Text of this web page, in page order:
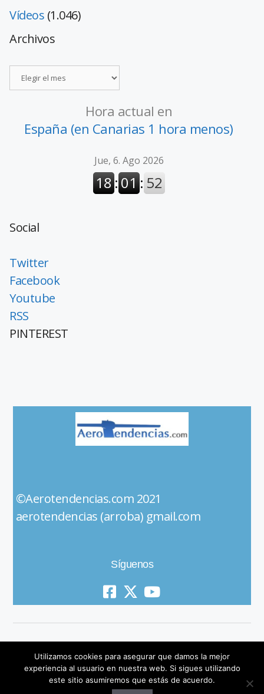
Vídeos (1.046)
Archivos
Hora actual en
España (en Canarias 1 hora menos)
Social
Twitter
Facebook
Youtube
RSS
PINTEREST
©Aerotendencias.com 2021
aerotendencias (arroba) gmail.com
Síguenos
© 2019 All Rights Reserved
Utilizamos cookies para asegurar que damos la mejor
experiencia al usuario en nuestra web. Si sigues utilizando
este sitio asumiremos que estás de acuerdo.